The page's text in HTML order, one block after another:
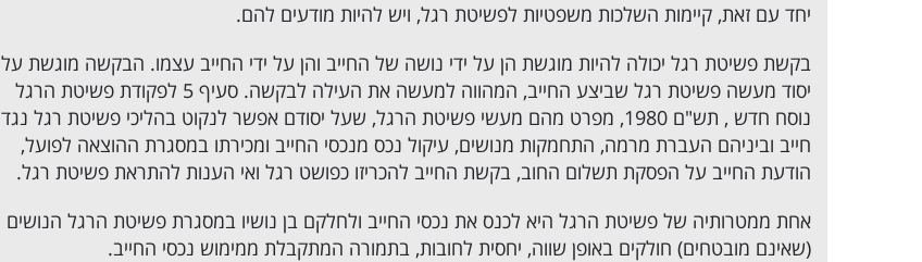
יחד עם זאת, קיימות השלכות משפטיות לפשיטת רגל, ויש להיות מודעים להם.
בקשת פשיטת רגל יכולה להיות מוגשת הן על ידי נושה של החייב והן על ידי החייב עצמו. הבקשה מוגשת על
יסוד מעשה פשיטת רגל שביצע החייב, המהווה למעשה את העילה לבקשה. סעיף 5 לפקודת פשיטת הרגל
נוסח חדש , תש"ם 1980, מפרט מהם מעשי פשיטת הרגל, שעל יסודם אפשר לנקוט בהליכי פשיטת רגל נגד
חייב וביניהם העברת מרמה, התחמקות מנושים, עיקול נכס מנכסי החייב ומכירתו במסגרת ההוצאה לפועל,
הודעת החייב על הפסקת תשלום החוב, בקשת החייב להכריזו כפושט רגל ואי הענות להתראת פשיטת רגל.
אחת ממטרותיה של פשיטת הרגל היא לכנס את נכסי החייב ולחלקם בן נושיו במסגרת פשיטת הרגל הנושים
(שאינם מובטחים) חולקים באופן שווה, יחסית לחובות, בתמורה המתקבלת ממימוש נכסי החייב.